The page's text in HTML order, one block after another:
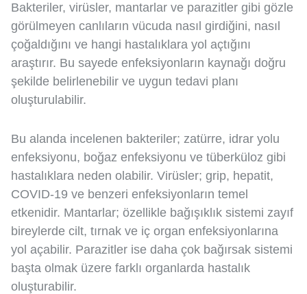
Bakteriler, virüsler, mantarlar ve parazitler gibi gözle
görülmeyen canlıların vücuda nasıl girdiğini, nasıl
çoğaldığını ve hangi hastalıklara yol açtığını
araştırır. Bu sayede enfeksiyonların kaynağı doğru
şekilde belirlenebilir ve uygun tedavi planı
oluşturulabilir.
Bu alanda incelenen bakteriler; zatürre, idrar yolu
enfeksiyonu, boğaz enfeksiyonu ve tüberküloz gibi
hastalıklara neden olabilir. Virüsler; grip, hepatit,
COVID-19 ve benzeri enfeksiyonların temel
etkenidir. Mantarlar; özellikle bağışıklık sistemi zayıf
bireylerde cilt, tırnak ve iç organ enfeksiyonlarına
yol açabilir. Parazitler ise daha çok bağırsak sistemi
başta olmak üzere farklı organlarda hastalık
oluşturabilir.